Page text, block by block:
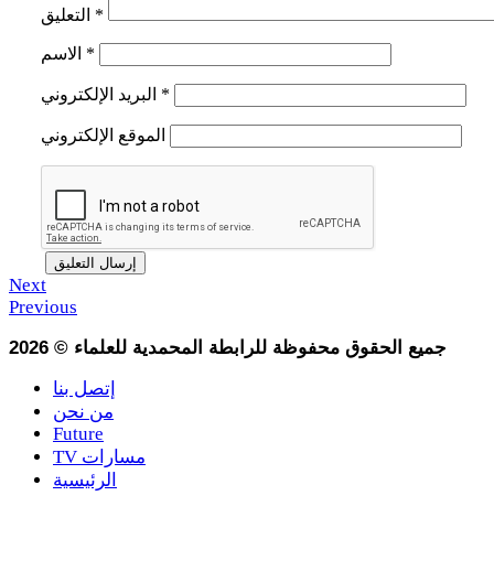
*
*
*
الموقع الإلكتروني
Next
Previous
2026 © جميع الحقوق محفوظة للرابطة المحمدية للعلماء
إتصل بنا
من نحن
Future
TV مسارات
الرئيسية